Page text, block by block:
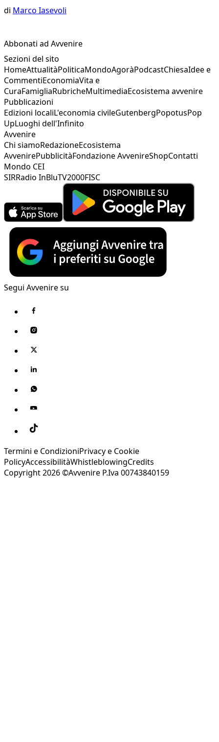
di Marco Iasevoli
Abbonati ad Avvenire
Sezioni del sito
HomeAttualitàPoliticaMondoAgoràPodcastChiesaIdee e
CommentiEconomiaVita e
CuraFamigliaRubricheMultimediaEcosistema avvenire
Pubblicazioni
Edizioni localiL'economia civileGutenbergPopotusPop
UpLuoghi dell'Infinito
Avvenire
Chi siamoRedazioneEcosistema
AvvenirePubblicitàFondazione AvvenireShopContatti
Mondo CEI
SIRRadio InBluTV2000FISC
Segui Avvenire su
Termini e CondizioniPrivacy e Cookie
PolicyAccessibilitàWhistleblowingCredits
Copyright 2026 ©Avvenire P.Iva 00743840159